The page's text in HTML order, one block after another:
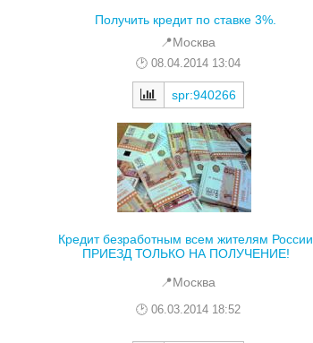
Получить кредит по ставке 3%.
📍Москва
08.04.2014 13:04
spr:940266
Кредит безработным всем жителям России
ПРИЕЗД ТОЛЬКО НА ПОЛУЧЕНИЕ!
📍Москва
06.03.2014 18:52